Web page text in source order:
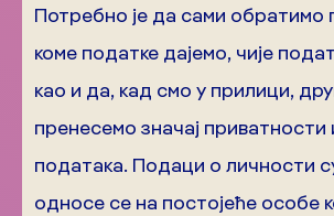
Потребно је да сами обратимо
коме податке дајемо, чије
као и да, кад смо у прилици,
пренесемо значај
података. Подаци о личности
односе се на постојеће особе